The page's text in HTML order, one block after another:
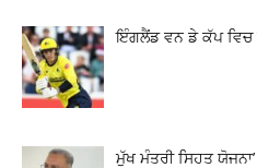
ਇੰਗਲੈਂਡ ਵਨ ਡੇ ਕੱਪ ਵਿਚ
ਮੁੱਖ ਮੰਤਰੀ ਸਿਹਤ